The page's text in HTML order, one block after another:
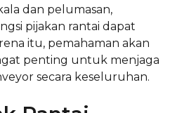
dan pelumasan,
pijakan rantai dapat
itu, pemahaman akan
penting untuk menjaga
secara keseluruhan.